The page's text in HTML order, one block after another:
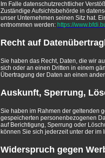
Im Falle datenschutzrechtlicher
Zuständige Aufsichtsbehörde in
unser Unternehmen seinen Sitz hat.
entnommen werden: https://
Recht auf
Sie haben das Recht, Daten, die wir
sich oder an einen Dritten in einem
Übertragung der Daten an einen
Auskunft, Sperrung,
Sie haben im Rahmen der geltenden
gespeicherten personenbezogenen
auf Berichtigung, Sperrung oder
können Sie sich jederzeit unter der
Widerspruch gegen